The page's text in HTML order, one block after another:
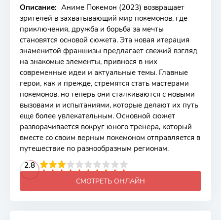
Описание: Аниме Покемон (2023) возвращает
зрителей в захватывающий мир покемонов, где
приключения, дружба и борьба за мечты
становятся основой сюжета. Эта новая итерация
знаменитой франшизы предлагает свежий взгляд
на знакомые элементы, привнося в них
современные идеи и актуальные темы. Главные
герои, как и прежде, стремятся стать мастерами
покемонов, но теперь они сталкиваются с новыми
вызовами и испытаниями, которые делают их путь
еще более увлекательным. Основной сюжет
разворачивается вокруг юного тренера, который
вместе со своим верным покемоном отправляется в
путешествие по разнообразным регионам.
2.8
4 5 6 7 8 9 10
СМОТРЕТЬ ОНЛАЙН